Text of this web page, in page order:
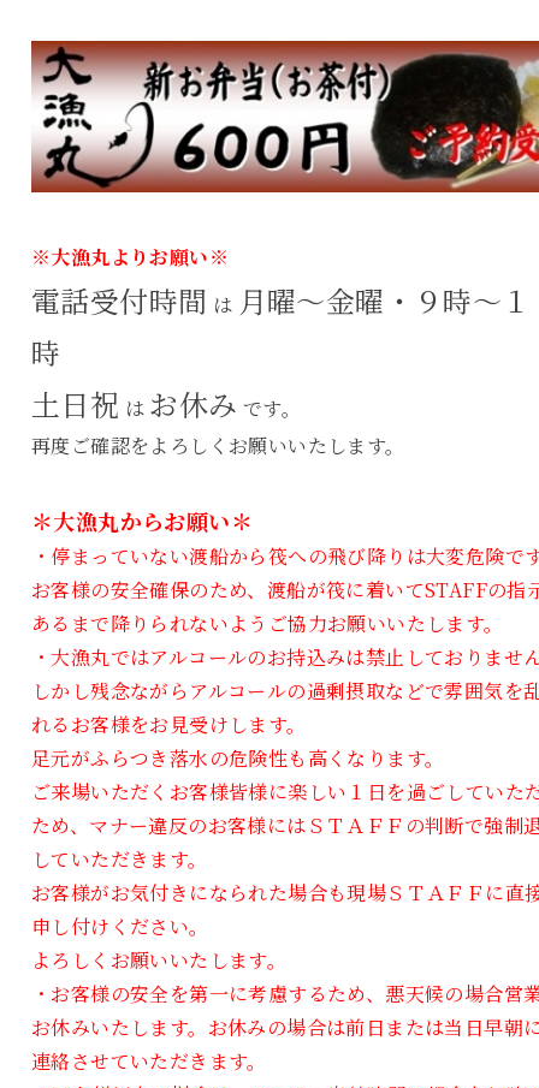
※大漁丸よりお願い※
電話受付時間 は 月曜～金曜・９時～
時
土日祝 は お休み です。
再度ご確認をよろしくお願いいたします。
＊大漁丸からお願い＊
・停まっていない渡船から筏への飛び降りは大変危険で
お客様の安全確保のため、渡船が筏に着いてSTAFFの指
あるまで降りられないようご協力お願いいたします。
・大漁丸ではアルコールのお持込みは禁止しておりませ
しかし残念ながらアルコールの過剰摂取などで雰囲気を
れるお客様をお見受けします。
足元がふらつき落水の危険性も高くなります。
ご来場いただくお客様皆様に楽しい１日を過ごしていた
ため、マナー違反のお客様にはＳＴＡＦＦの判断で強制
していただきます。
お客様がお気付きになられた場合も現場ＳＴＡＦＦに直
申し付けください。
よろしくお願いいたします。
・お客様の安全を第一に考慮するため、悪天候の場合営
お休みいたします。お休みの場合は前日または当日早朝
連絡させていただきます。